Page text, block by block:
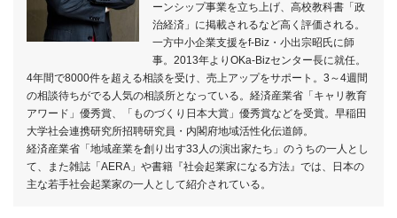
ーンシップ事業を立ち上げ、高校教科書「政
治経済」に掲載されるなど高く評価される。
一方中小企業支援をf-Biz・小出宗昭氏に師
事。2013年よりOKa-Bizセンター長に就任。
4年間で8000件を超える相談を受け、売上アップをサポート。3～4週間
の相談待ちがでる人気の相談所となっている。経済産業省「キャリ教育
アワード」優秀賞、「ものづくり日本大賞」優秀賞などを受賞。早稲田
大学社会連携研究所招聘研究員・内閣府地域活性化伝道師。
経済産業省「地域産業を創り出す33人の演出家たち」のうちの一人とし
て、また雑誌「AERA」や書籍『社会起業家になる方法』では、日本の
主な若手社会起業家の一人として紹介されている。